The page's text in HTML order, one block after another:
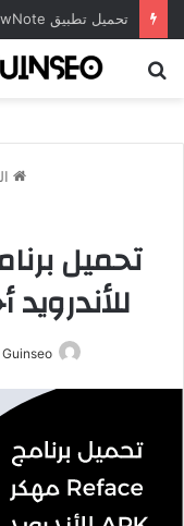
للأندرويد أخر
Guinseo